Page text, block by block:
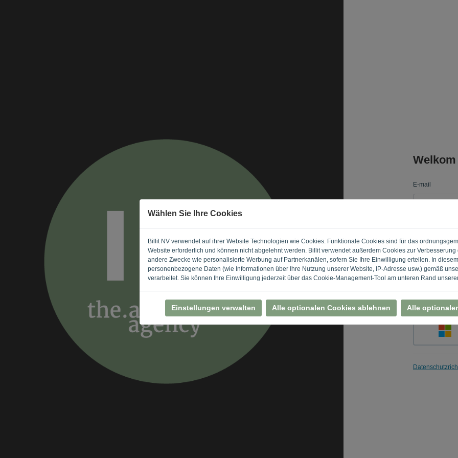
Wählen Sie Ihre Cookies
Billit NV verwendet auf ihrer Website Technologien wie Cookies. Funktionale Cookies sind für das
Website erforderlich und können nicht abgelehnt werden. Billit verwendet außerdem Cookies zur Verbesserung
andere Zwecke wie personalisierte Werbung auf Partnerkanälen, sofern Sie Ihre Einwilligung erteilen. In
personenbezogene Daten (wie Informationen über Ihre Nutzung unserer Website, IP-Adresse usw.) gemäß
verarbeitet. Sie können Ihre Einwilligung jederzeit über das Cookie-Management-Tool am unteren Rand
Einstellungen verwalten Alle optionalen Cookies ablehnen Alle
Welkom
E-mail
Merken